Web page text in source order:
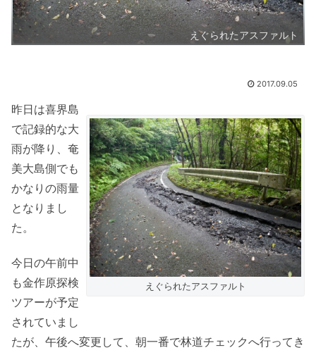
えぐられたアスファルト
2017.09.05
えぐられたアスファルト
昨日は喜界島
で記録的な大
雨が降り、奄
美大島側でも
かなりの雨量
となりまし
た。
今日の午前中
も金作原探検
ツアーが予定
されていまし
たが、午後へ変更して、朝一番で林道チェックへ行ってき